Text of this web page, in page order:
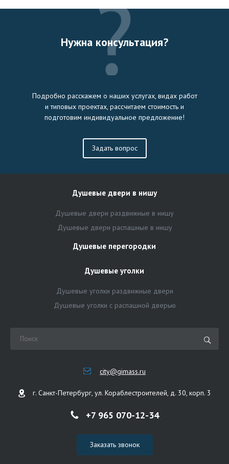
Нужна консультация?
Подробно расскажем о наших услугах, видах работ
и типовых проектах, рассчитаем стоимость и
подготовим индивидуальное предложение!
Задать вопрос
Душевые двери в нишу
Душевые двери раздвижные в нишу
Душевые двери распашные в нишу
Душевые перегородки
Душевые уголки
Душевые уголки раздвижные двери
Душевые уголки с распашной дверью
city@gimass.ru
г. Санкт-Петербург, ул. Кораблестроителей, д. 30, корп. 3
+7 965 070-12-34
Заказать звонок